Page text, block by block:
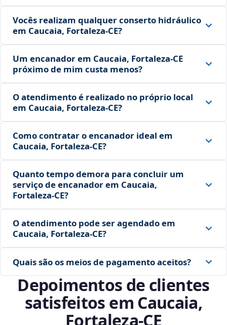
Vocês realizam qualquer conserto hidráulico
em Caucaia, Fortaleza‑CE?
Um encanador em Caucaia, Fortaleza‑CE
próximo de mim custa menos?
O atendimento é realizado no próprio local
em Caucaia, Fortaleza‑CE?
Como contratar o encanador ideal em
Caucaia, Fortaleza‑CE?
Quanto tempo demora para concluir um
serviço de encanador em Caucaia,
Fortaleza‑CE?
O atendimento pode ser agendado em
Caucaia, Fortaleza‑CE?
Quais são os meios de pagamento aceitos?
Depoimentos de clientes
satisfeitos em Caucaia,
Fortaleza‑CE